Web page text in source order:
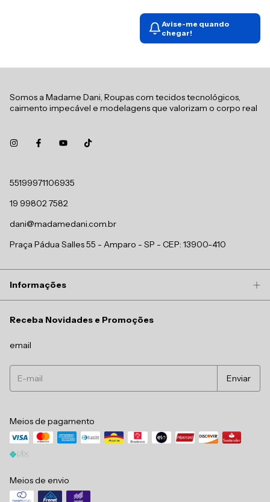
Avise-me quando
chegar!
Somos a Madame Dani, Roupas com tecidos tecnológicos,
caimento impecável e modelagens que valorizam o corpo real
55199971106935
19 99802 7582
dani@madamedani.com.br
Praça Pádua Salles 55 - Amparo - SP - CEP: 13900-410
Informações
Receba Novidades e Promoções
email
Meios de pagamento
Meios de envio